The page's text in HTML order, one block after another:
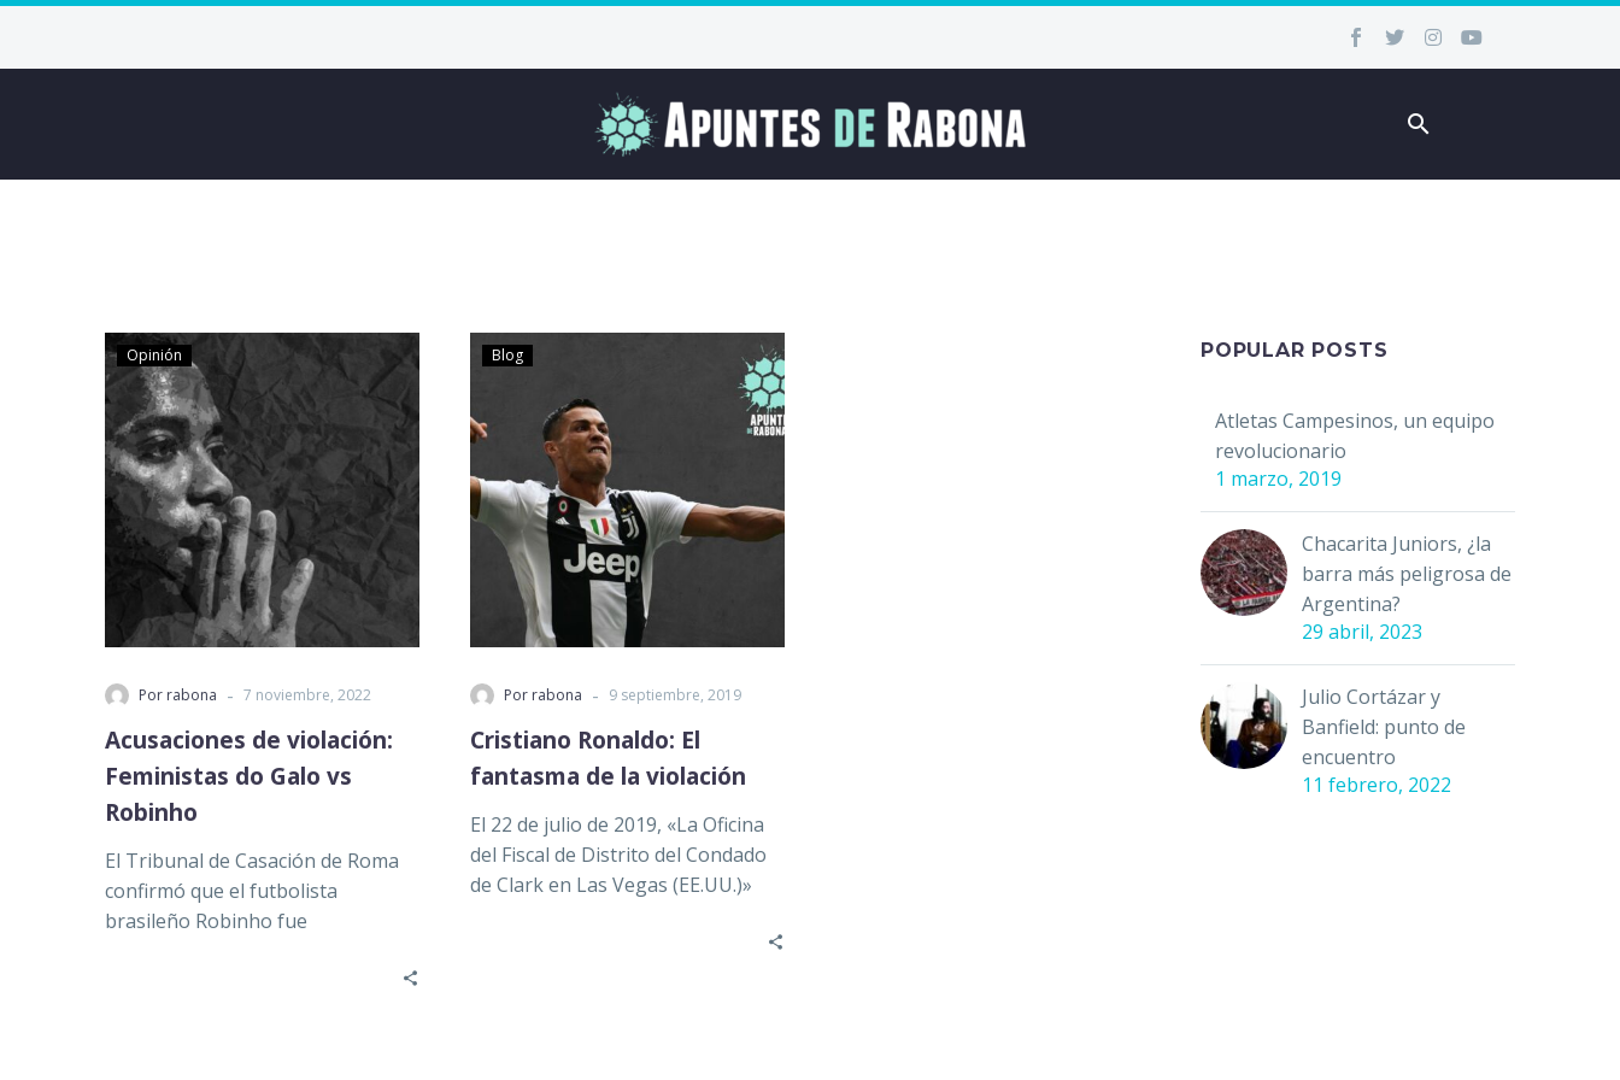
Opinión
Por rabona - 7 noviembre, 2022
Acusaciones de violación:
Feministas do Galo vs
Robinho
El Tribunal de Casación de Roma
confirmó que el futbolista
brasileño Robinho fue
Blog
Por rabona - 9 septiembre, 2019
Cristiano Ronaldo: El
fantasma de la violación
El 22 de julio de 2019, «La Oficina
del Fiscal de Distrito del Condado
de Clark en Las Vegas (EE.UU.)»
POPULAR POSTS
Atletas Campesinos, un equipo
revolucionario
1 marzo, 2019
Chacarita Juniors, ¿la
barra más peligrosa de
Argentina?
29 abril, 2023
Julio Cortázar y
Banfield: punto de
encuentro
11 febrero, 2022